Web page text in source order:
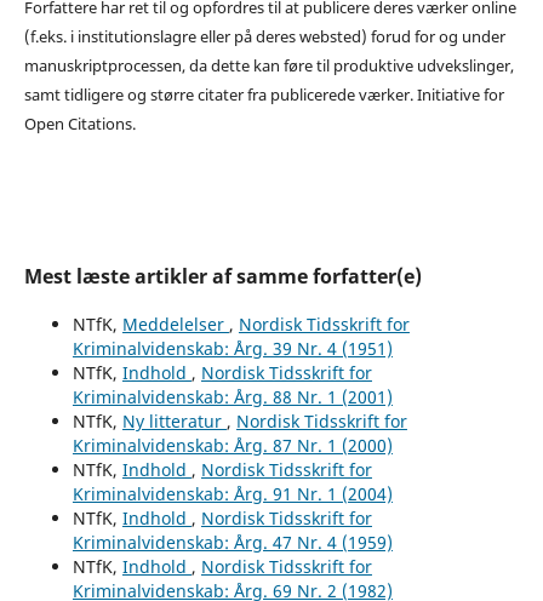
Forfattere har ret til og opfordres til at publicere deres værker online
(f.eks. i institutionslagre eller på deres websted) forud for og under
manuskriptprocessen, da dette kan føre til produktive udvekslinger,
samt tidligere og større citater fra publicerede værker. Initiative for
Open Citations.
Mest læste artikler af samme forfatter(e)
NTfK, Meddelelser , Nordisk Tidsskrift for
Kriminalvidenskab: Årg. 39 Nr. 4 (1951)
NTfK, Indhold , Nordisk Tidsskrift for
Kriminalvidenskab: Årg. 88 Nr. 1 (2001)
NTfK, Ny litteratur , Nordisk Tidsskrift for
Kriminalvidenskab: Årg. 87 Nr. 1 (2000)
NTfK, Indhold , Nordisk Tidsskrift for
Kriminalvidenskab: Årg. 91 Nr. 1 (2004)
NTfK, Indhold , Nordisk Tidsskrift for
Kriminalvidenskab: Årg. 47 Nr. 4 (1959)
NTfK, Indhold , Nordisk Tidsskrift for
Kriminalvidenskab: Årg. 69 Nr. 2 (1982)